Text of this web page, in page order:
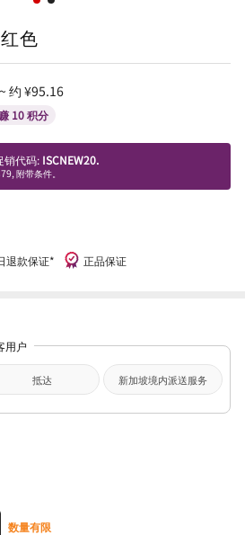
色
~ 约 ¥95.16
10 积分
销代码: ISCNEW20.
附带条件。
退款保证* 正品保证
用户
抵达 新加坡境内派送服务
数量有限